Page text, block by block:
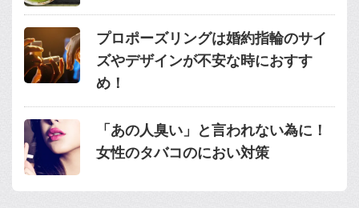
プロポーズリングは婚約指輪のサイ
ズやデザインが不安な時におすす
め！
「あの人臭い」と言われない為に！
女性のタバコのにおい対策